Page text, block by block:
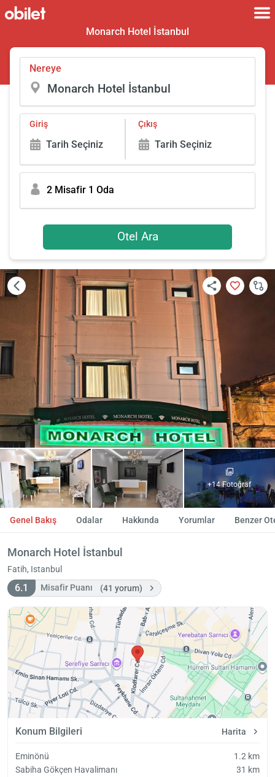
Monarch Hotel İstanbul
Nereye
Giriş
Tarih Seçiniz
Çıkış
Tarih Seçiniz
2 Misafir 1 Oda
Otel Ara
+14 Fotoğraf
Genel Bakış Odalar Hakkında Yorumlar Benzer
Monarch Hotel İstanbul
Fatih, Istanbul
6.1 Misafir Puanı (41 yorum)
Konum Bilgileri Harita
Eminönü
1.2 km
Sabiha Gökçen Havalimanı
31 km